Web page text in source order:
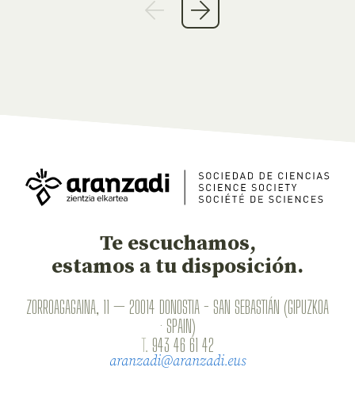
Te escuchamos,
estamos a tu disposición.
ZORROAGAGAINA, 11 — 20014 DONOSTIA - SAN SEBASTIÁN (GIPUZKOA
· SPAIN)
T. 943 46 61 42
aranzadi@aranzadi.eus